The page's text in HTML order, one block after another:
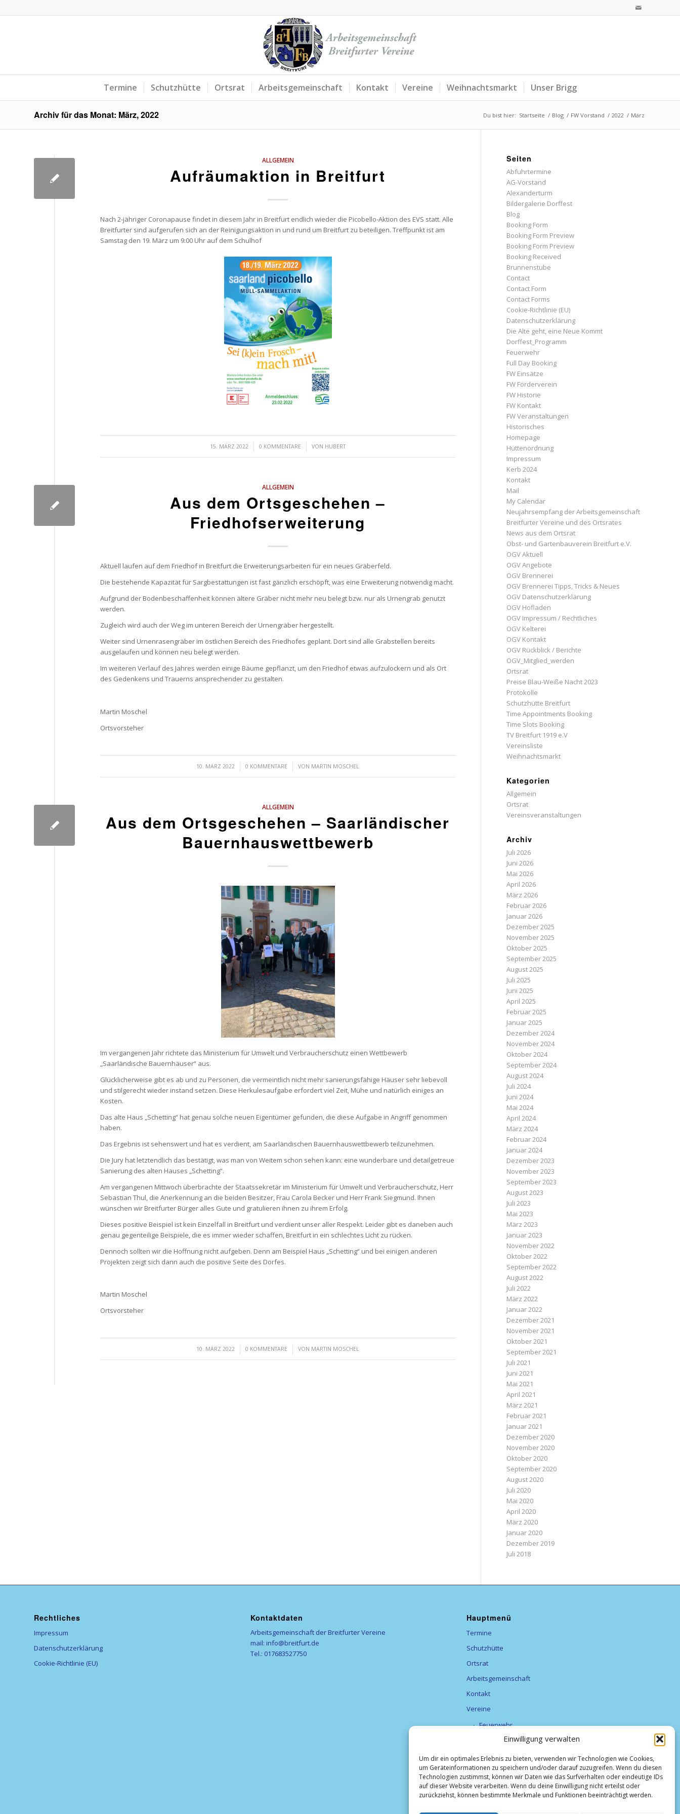
Einwilligung verwalten
Um dir ein optimales Erlebnis zu bieten, verwenden wir Technologien wie Cookies,
um Geräteinformationen zu speichern und/oder darauf zuzugreifen. Wenn du diesen
Technologien zustimmst, können wir Daten wie das Surfverhalten oder eindeutige IDs
auf dieser Website verarbeiten. Wenn du deine Einwilligung nicht erteilst oder
zurückziehst, können bestimmte Merkmale und Funktionen beeinträchtigt werden.
Termine Schutzhütte Ortsrat Arbeitsgemeinschaft Kontakt Vereine Weihnachtsmarkt Unser Brigg
Archiv für das Monat: März, 2022 Du bist hier: Startseite / Blog / FW Vorstand / 2022 / März
ALLGEMEIN
Aufräumaktion in Breitfurt
Nach 2-jähriger Coronapause findet in diesem Jahr in Breitfurt endlich wieder die Picobello-Aktion des EVS statt. Alle
Breitfurter sind aufgerufen sich an der Reinigungsaktion in und rund um Breitfurt zu beteiligen. Treffpunkt ist am
Samstag den 19. März um 9:00 Uhr auf dem Schulhof
15. MÄRZ 2022
/ 0 KOMMENTARE
/ VON HUBERT
ALLGEMEIN
Aus dem Ortsgeschehen –
Friedhofserweiterung
Aktuell laufen auf dem Friedhof in Breitfurt die Erweiterungsarbeiten für ein neues Gräberfeld.
Die bestehende Kapazität für Sargbestattungen ist fast gänzlich erschöpft, was eine Erweiterung notwendig macht.
Aufgrund der Bodenbeschaffenheit können ältere Gräber nicht mehr neu belegt bzw. nur als Urnengrab genutzt
werden.
Zugleich wird auch der Weg im unteren Bereich der Urnengräber hergestellt.
Weiter sind Urnenrasengräber im östlichen Bereich des Friedhofes geplant. Dort sind alle Grabstellen bereits
ausgelaufen und können neu belegt werden.
Im weiteren Verlauf des Jahres werden einige Bäume gepflanzt, um den Friedhof etwas aufzulockern und als Ort
des Gedenkens und Trauerns ansprechender zu gestalten.
Martin Moschel
Ortsvorsteher
10. MÄRZ 2022
/ 0 KOMMENTARE
/ VON MARTIN MOSCHEL
ALLGEMEIN
Aus dem Ortsgeschehen – Saarländischer
Bauernhauswettbewerb
Im vergangenen Jahr richtete das Ministerium für Umwelt und Verbraucherschutz einen Wettbewerb
„Saarländische Bauernhäuser“ aus.
Glücklicherweise gibt es ab und zu Personen, die vermeintlich nicht mehr sanierungsfähige Häuser sehr liebevoll
und stilgerecht wieder instand setzen. Diese Herkulesaufgabe erfordert viel Zeit, Mühe und natürlich einiges an
Kosten.
Das alte Haus „Schetting“ hat genau solche neuen Eigentümer gefunden, die diese Aufgabe in Angriff genommen
haben.
Das Ergebnis ist sehenswert und hat es verdient, am Saarländischen Bauernhauswettbewerb teilzunehmen.
Die Jury hat letztendlich das bestätigt, was man von Weitem schon sehen kann: eine wunderbare und detailgetreue
Sanierung des alten Hauses „Schetting“.
Am vergangenen Mittwoch überbrachte der Staatssekretär im Ministerium für Umwelt und Verbraucherschutz, Herr
Sebastian Thul, die Anerkennung an die beiden Besitzer, Frau Carola Becker und Herr Frank Siegmund. Ihnen
wünschen wir Breitfurter Bürger alles Gute und gratulieren ihnen zu ihrem Erfolg.
Dieses positive Beispiel ist kein Einzelfall in Breitfurt und verdient unser aller Respekt. Leider gibt es daneben auch
genau gegenteilige Beispiele, die es immer wieder schaffen, Breitfurt in ein schlechtes Licht zu rücken.
Dennoch sollten wir die Hoffnung nicht aufgeben. Denn am Beispiel Haus „Schetting“ und bei einigen anderen
Projekten zeigt sich dann auch die positive Seite des Dorfes.
Martin Moschel
Ortsvorsteher
10. MÄRZ 2022
/ 0 KOMMENTARE
/ VON MARTIN MOSCHEL
Seiten
Abfuhrtermine
AG-Vorstand
Alexanderturm
Bildergalerie Dorffest
Blog
Booking Form
Booking Form Preview
Booking Form Preview
Booking Received
Brunnenstube
Contact
Contact Form
Contact Forms
Cookie-Richtlinie (EU)
Datenschutzerklärung
Die Alte geht, eine Neue Kommt
Dorffest_Programm
Feuerwehr
Full Day Booking
FW Einsätze
FW Förderverein
FW Historie
FW Kontakt
FW Veranstaltungen
Historisches
Homepage
Hüttenordnung
Impressum
Kerb 2024
Kontakt
Mail
My Calendar
Neujahrsempfang der Arbeitsgemeinschaft
Breitfurter Vereine und des Ortsrates
News aus dem Ortsrat
Obst- und Gartenbauverein Breitfurt e.V.
OGV Aktuell
OGV Angebote
OGV Brennerei
OGV Brennerei Tipps, Tricks & Neues
OGV Datenschutzerklärung
OGV Hofladen
OGV Impressum / Rechtliches
OGV Kelterei
OGV Kontakt
OGV Rückblick / Berichte
OGV_Mitglied_werden
Ortsrat
Preise Blau-Weiße Nacht 2023
Protokolle
Schutzhütte Breitfurt
Time Appointments Booking
Time Slots Booking
TV Breitfurt 1919 e.V
Vereinsliste
Weihnachtsmarkt
Kategorien
Allgemein
Ortsrat
Vereinsveranstaltungen
Archiv
Juli 2026
Juni 2026
Mai 2026
April 2026
März 2026
Februar 2026
Januar 2026
Dezember 2025
November 2025
Oktober 2025
September 2025
August 2025
Juli 2025
Juni 2025
April 2025
Februar 2025
Januar 2025
Dezember 2024
November 2024
Oktober 2024
September 2024
August 2024
Juli 2024
Juni 2024
Mai 2024
April 2024
März 2024
Februar 2024
Januar 2024
Dezember 2023
November 2023
September 2023
August 2023
Juli 2023
Mai 2023
März 2023
Januar 2023
November 2022
Oktober 2022
September 2022
August 2022
Juli 2022
März 2022
Januar 2022
Dezember 2021
November 2021
Oktober 2021
September 2021
Juli 2021
Juni 2021
Mai 2021
April 2021
März 2021
Februar 2021
Januar 2021
Dezember 2020
November 2020
Oktober 2020
September 2020
August 2020
Juli 2020
Mai 2020
April 2020
März 2020
Januar 2020
Dezember 2019
Juli 2018
Rechtliches
Impressum
Datenschutzerklärung
Cookie-Richtlinie (EU)
Kontaktdaten
Arbeitsgemeinschaft der Breitfurter Vereine
mail: info@breitfurt.de
Tel.: 017683527750
Hauptmenü
Termine
Schutzhütte
Ortsrat
Arbeitsgemeinschaft
Kontakt
Vereine
Feuerwehr
Förderverein Alexanderturm
Obst- und Gartenbauverein Breitfurt e.V.
TV Breitfurt 1919 e.V
Vereinsliste